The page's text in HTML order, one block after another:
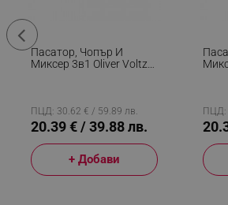
Пасатор, Чопър И
Миксер 3в1 Oliver Voltz
Разбъркване От
Неръждаема Стомана,
Бял
ПЦД: 30.62 € / 59.89 лв.
20.39 € / 39.88 лв.
+ Добави
ПЦД: